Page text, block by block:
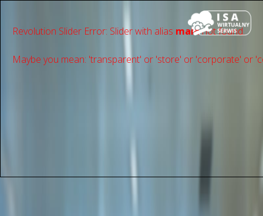
Revolution Slider Error: Slider with alias mainnot found.
Maybe you mean: 'transparent' or 'store' or 'сorporate' or